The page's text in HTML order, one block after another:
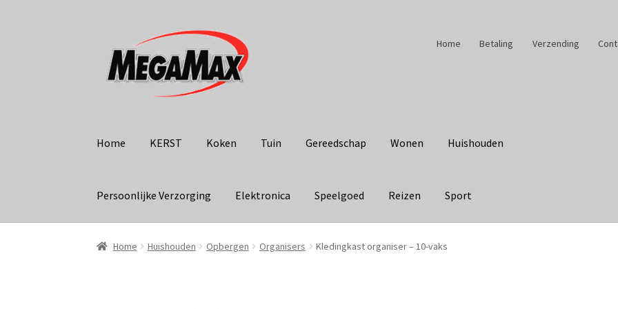
door
naar
naar
Home Betaling Verzending
Home KERST Koken Tuin Gereedschap Wonen Huishouden
Persoonlijke Verzorging Elektronica Speelgoed Reizen Sport
Home Huishouden Opbergen Organisers Kledingkast organiser – 10-vaks